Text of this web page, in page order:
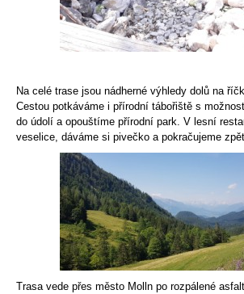
Na celé trase jsou nádherné výhledy dolů na
Cestou potkáváme i přírodní tábořiště s
do údolí a opouštíme přírodní park. V lesní
veselice, dáváme si pivečko a pokračujeme
Trasa vede přes město Molln po rozpálené